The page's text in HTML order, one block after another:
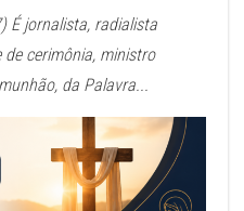
É jornalista, radialista
cerimônia, ministro
da Palavra...